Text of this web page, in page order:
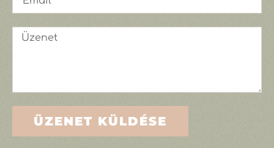
ÜZENET KÜLDÉSE